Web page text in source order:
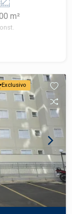
01
de
m²
Exclusivo